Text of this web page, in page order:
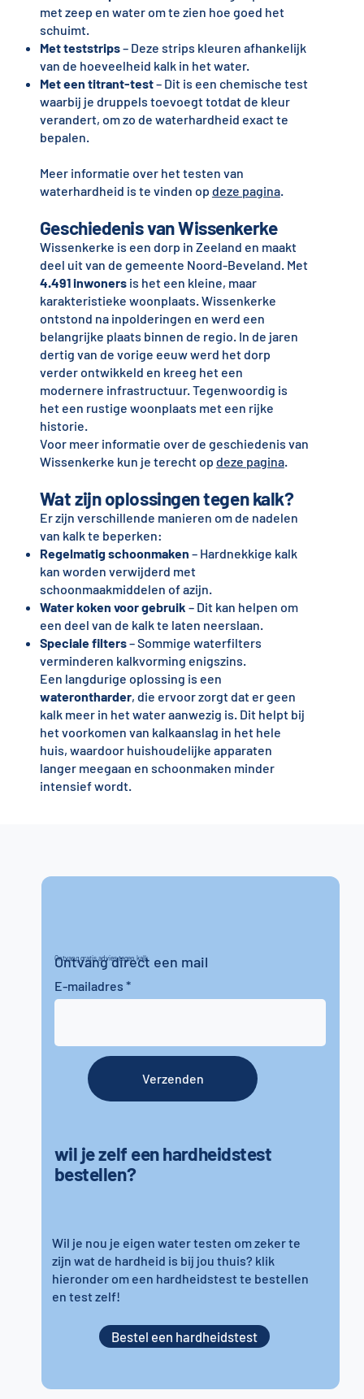
met zeep en water om te zien hoe goed het
schuimt.
Met teststrips– Deze strips kleuren afhankelijk
van de hoeveelheid kalk in het water.
Met een titrant-test– Dit is een chemische test
waarbij je druppels toevoegt totdat de kleur
verandert, om zo de waterhardheid exact te
bepalen.
Meer informatie over het testen van
waterhardheid is te vinden op deze pagina.
Geschiedenis van Wissenkerke
Wissenkerke is een dorp in Zeeland en maakt
deel uit van de gemeente Noord-Beveland. Met
4.491 inwonersis het een kleine, maar
karakteristieke woonplaats. Wissenkerke
ontstond na inpolderingen en werd een
belangrijke plaats binnen de regio. In de jaren
dertig van de vorige eeuw werd het dorp
verder ontwikkeld en kreeg het een
modernere infrastructuur. Tegenwoordig is
het een rustige woonplaats met een rijke
historie.
Voor meer informatie over de geschiedenis van
Wissenkerke kun je terecht op deze pagina.
Wat zijn oplossingen tegen kalk?
Er zijn verschillende manieren om de nadelen
van kalk te beperken:
Regelmatig schoonmaken – Hardnekkige kalk
kan worden verwijderd met
schoonmaakmiddelen of azijn.
Water koken voor gebruik – Dit kan helpen om
een deel van de kalk te laten neerslaan.
Speciale filters– Sommige waterfilters
verminderen kalkvorming enigszins.
Een langdurige oplossing is een
waterontharder, die ervoor zorgt dat er geen
kalk meer in het water aanwezig is. Dit helpt bij
het voorkomen van kalkaanslag in het hele
huis, waardoor huishoudelijke apparaten
langer meegaan en schoonmaken minder
intensief wordt.
Ontvang gratis advies tegen kalk
Ontvang direct een mail
wil je zelf een hardheidstest
bestellen?
E-mailadres
Wil je nou je eigen water testen om zeker te
zijn wat de hardheid is bij jou thuis? klik
hieronder om een hardheidstest te bestellen
en test zelf!
Verzenden
Bestel een hardheidstest